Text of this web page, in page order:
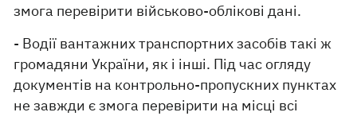
змога перевірити військово-облікові дані.
- Водії вантажних транспортних засобів такі ж
громадяни України, як і інші. Під час огляду
документів на контрольно-пропускних пунктах
не завжди є змога перевірити на місці всі